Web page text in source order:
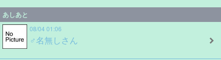
あしあと
08/04 01:06
♂名無しさん